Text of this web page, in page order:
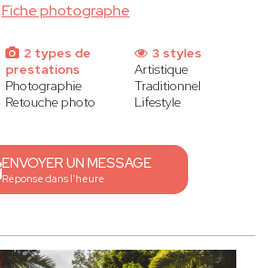
Fiche photographe
2 types de
prestations
Photographie
Retouche photo
3 styles
Artistique
Traditionnel
Lifestyle
ENVOYER UN MESSAGE
Réponse dans l'heure